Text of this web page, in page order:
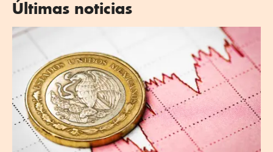
Últimas noticias